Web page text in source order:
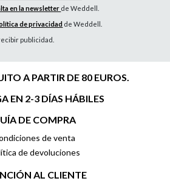
en la newsletter de Weddell.
de privacidad de Weddell.
publicidad.
A PARTIR DE 80 EUROS.
EN 2-3 DÍAS HÁBILES
DE COMPRA
de venta
de devoluciones
AL CLIENTE